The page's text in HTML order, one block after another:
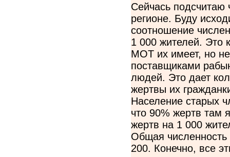
Сейчась подсчитаю
регионе. Буду
соотношение
1 000 жителей. Это
МОТ их имеет, но
поставщиками
людей. Это дает
жертвы их
Население старых
что 90% жертв там
жертв на 1 000
Общая численность
200. Конечно, все